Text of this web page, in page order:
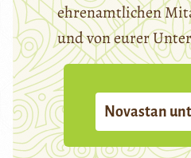
ehrenamtlichen
und von eurer
Novastan